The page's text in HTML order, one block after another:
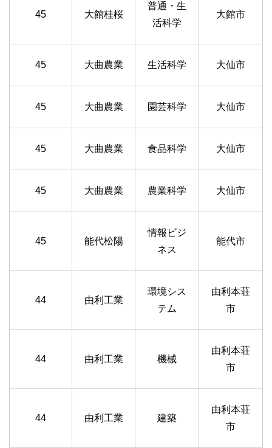
45 大館桂桜
普通・生
活科学
大館市
45 大曲農業 生活科学 大仙市
45 大曲農業 園芸科学 大仙市
45 大曲農業 食品科学 大仙市
45 大曲農業 農業科学 大仙市
45 能代松陽
情報ビジ
ネス
能代市
44 由利工業
環境シス
テム
由利本荘
市
44 由利工業 機械
由利本荘
市
44 由利工業 建築
由利本荘
市